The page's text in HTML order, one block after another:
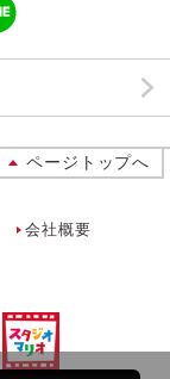
ページトップへ
会社概要